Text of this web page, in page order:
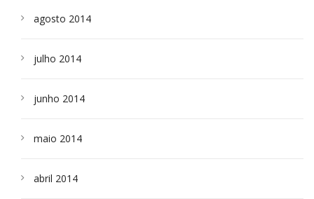
agosto 2014
julho 2014
junho 2014
maio 2014
abril 2014